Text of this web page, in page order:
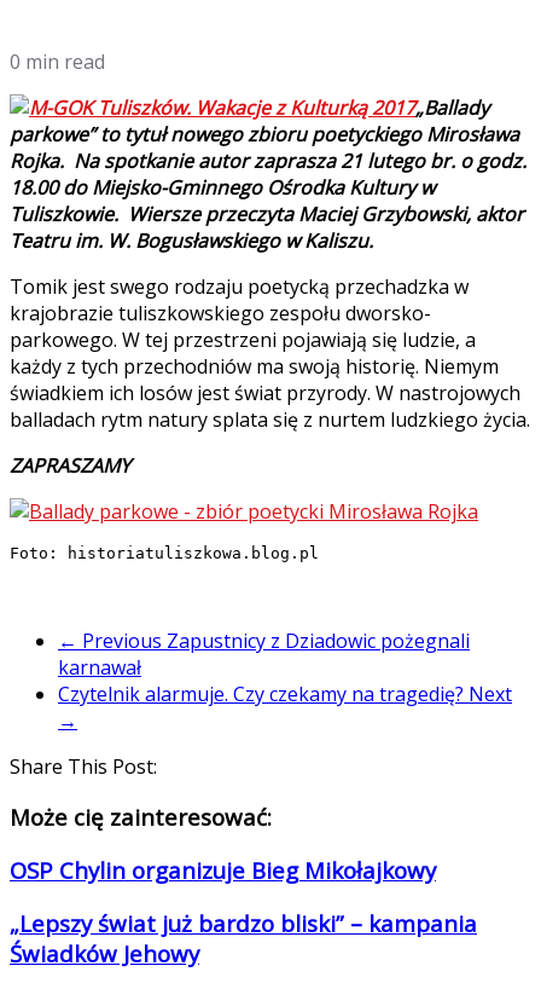
0 min read
„Ballady
parkowe” to tytuł nowego zbioru poetyckiego Mirosława
Rojka. Na spotkanie autor zaprasza 21 lutego br. o godz.
18.00 do Miejsko-Gminnego Ośrodka Kultury w
Tuliszkowie. Wiersze przeczyta Maciej Grzybowski, aktor
Teatru im. W. Bogusławskiego w Kaliszu.
Tomik jest swego rodzaju poetycką przechadzka w
krajobrazie tuliszkowskiego zespołu dworsko-
parkowego. W tej przestrzeni pojawiają się ludzie, a
każdy z tych przechodniów ma swoją historię. Niemym
świadkiem ich losów jest świat przyrody. W nastrojowych
balladach rytm natury splata się z nurtem ludzkiego życia.
ZAPRASZAMY
Foto: historiatuliszkowa.blog.pl
← Previous Zapustnicy z Dziadowic pożegnali
karnawał
Czytelnik alarmuje. Czy czekamy na tragedię? Next
→
Share This Post:
Może cię zainteresować:
OSP Chylin organizuje Bieg Mikołajkowy
„Lepszy świat już bardzo bliski” – kampania
Świadków Jehowy